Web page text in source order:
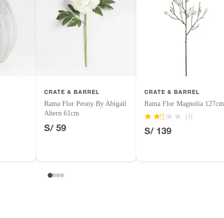
CRATE & BARREL
Rama Flor Peony By Abigail
Ahern 61cm
S/ 59
CRATE & BARREL
Rama Flor Magnolia 127cm
(3)
S/ 139